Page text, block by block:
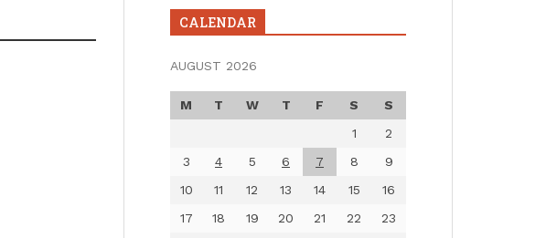
CALENDAR
AUGUST 2026
M T W T F S
S
1
2
3
4 5 6 7 8
9
10
11 12 13 14 15
16
17
18 19 20 21 22
23